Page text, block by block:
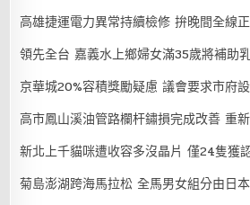
高雄捷運電力異常持續檢修 拚晚間全線
領先全台 嘉義水上鄉婦女滿35歲將補助
京華城20%容積獎勵疑慮 議會要求市府
高市鳳山溪油管路欄杆鏽損完成改善 重
新北上千貓咪遭收容多沒晶片 僅24隻獲
菊島澎湖跨海馬拉松 全馬男女組分由日